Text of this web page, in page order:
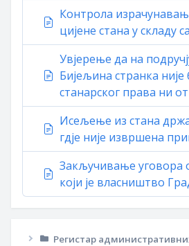
Контрола
цијене стана у складу
Увјерење да на
Бијељина странка
станарског права ни
Исељење из стана
гдје није извршена
Закључивање уговора
који је власништво
Регистар